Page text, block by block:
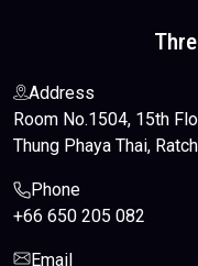
Address
Room No.1504, 15th
Thung Phaya Thai,
Phone
+66 650 205 082
Email